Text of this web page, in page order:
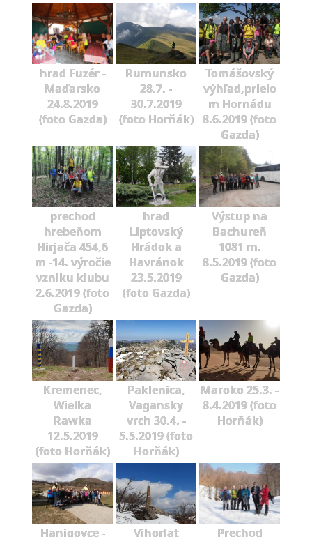
hrad Fuzér -
Maďarsko
24.8.2019
(foto Gazda)
Rumunsko
28.7. -
30.7.2019
(foto Horňák)
Tomášovský
výhľad,prielo
m Hornádu
8.6.2019 (foto
Gazda)
prechod
hrebeňom
Hirjača 454,6
m -14. výročie
vzniku klubu
2.6.2019 (foto
Gazda)
hrad
Liptovský
Hrádok a
Havránok
23.5.2019
(foto Gazda)
Výstup na
Bachureň
1081 m.
8.5.2019 (foto
Gazda)
Kremenec,
Wielka
Rawka
12.5.2019
(foto Horňák)
Paklenica,
Vagansky
vrch 30.4. -
5.5.2019 (foto
Horňák)
Maroko 25.3. -
8.4.2019 (foto
Horňák)
Hanigovce - Vihorlat Prechod